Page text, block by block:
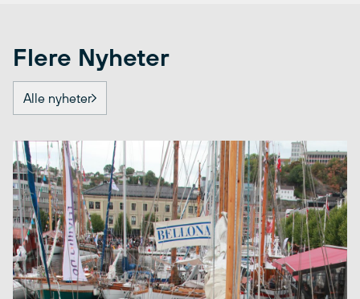
Flere Nyheter
Alle nyheter